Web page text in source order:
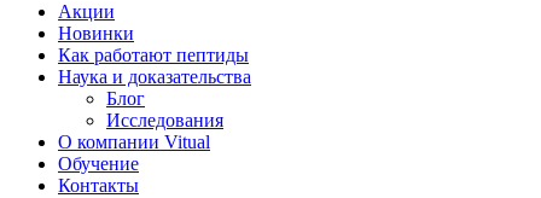
Акции
Новинки
Как работают пептиды
Наука и доказательства
Блог
Исследования
О компании Vitual
Обучение
Контакты